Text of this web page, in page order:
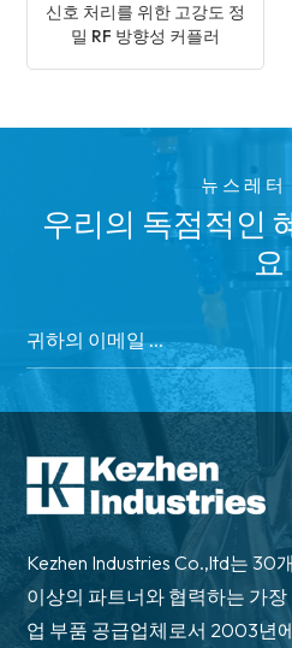
신호 처리를 위한 고강도 정
밀 RF 방향성 커플러
뉴스레터
우리의 독점적인
요
Kezhen Industries Co.,ltd는 30
이상의 파트너와 협력하는 가
업 부품 공급업체로서 2003년